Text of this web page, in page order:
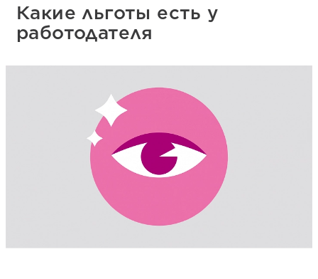
Какие льготы есть у
работодателя